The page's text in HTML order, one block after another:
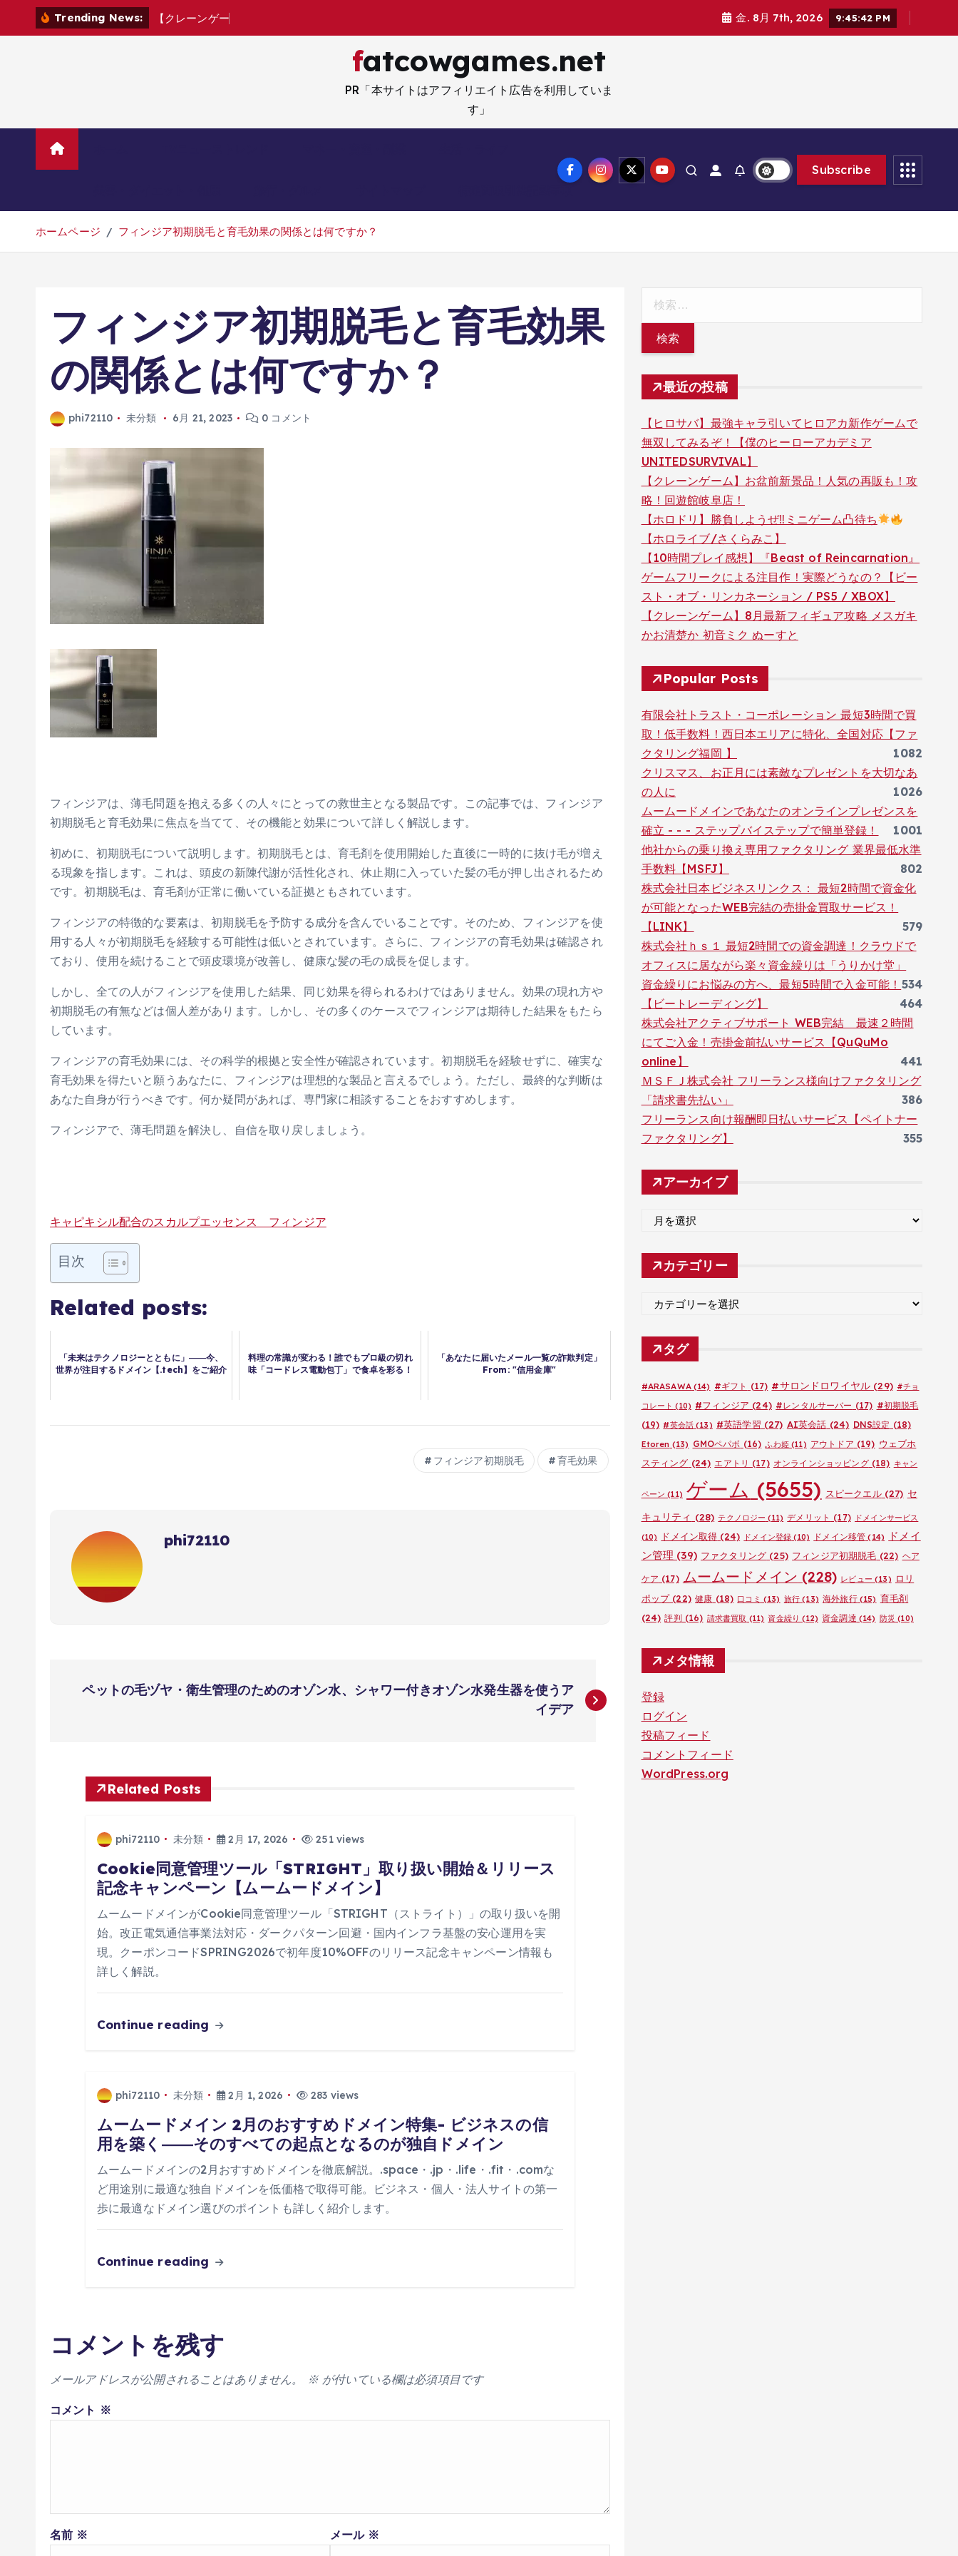
Trending News: 【 ク レーンゲー 金. 8月 7th, 2026 9:45:43 PM
fatcowgames.net
PR「本サイトはアフィリエイト広告を利用していま
す」
Subscribe
ホームページ フィンジア初期脱毛と育毛効果の関係とは何ですか？
フィンジア初期脱毛と育毛効果
の関係とは何ですか？
phi72110 未分類 6月 21, 2023 0 コメント
フィンジアは、薄毛問題を抱える多くの人々にとっての救世主となる製品です。この記事では、フィンジア
初期脱毛と育毛効果に焦点を当てて、その機能と効果について詳しく解説します。
初めに、初期脱毛について説明します。初期脱毛とは、育毛剤を使用開始した直後に一時的に抜け毛が増え
る現象を指します。これは、頭皮の新陳代謝が活性化され、休止期に入っていた髪の毛が押し出されるため
です。初期脱毛は、育毛剤が正常に働いている証拠ともされています。
フィンジアの特徴的な要素は、初期脱毛を予防する成分を含んでいることです。そのため、フィンジアを使
用する人々が初期脱毛を経験する可能性は低いとされています。さらに、フィンジアの育毛効果は確認され
ており、使用を続けることで頭皮環境が改善し、健康な髪の毛の成長を促します。
しかし、全ての人がフィンジアを使用した結果、同じ効果を得られるわけではありません。効果の現れ方や
初期脱毛の有無などは個人差があります。しかし、その多くのケースでフィンジアは期待した結果をもたら
しています。
フィンジアの育毛効果には、その科学的根拠と安全性が確認されています。初期脱毛を経験せずに、確実な
育毛効果を得たいと願うあなたに、フィンジアは理想的な製品と言えるでしょう。ただし、最終的な判断は
あなた自身が行うべきです。何か疑問があれば、専門家に相談することをおすすめします。
フィンジアで、薄毛問題を解決し、自信を取り戻しましょう。
キャピキシル配合のスカルプエッセンス フィンジア
目次
Related posts:
「未来はテクノロジーとともに」――今、
世界が注目するドメイン【.tech】をご紹介
料理の常識が変わる！誰でもプロ級の切れ
味「コードレス電動包丁」で食卓を彩る！
「あなたに届いたメール一覧の詐欺判定」
From: "信用金庫"
フィンジア初期脱毛 育毛効果
phi72110
ペットの毛ヅヤ・衛生管理のためのオゾン水、シャワー付きオゾン水発生器を使うア
イデア
Related Posts
phi72110 未分類 2月 17, 2026 251 views
Cookie同意管理ツール「STRIGHT」取り扱い開始＆リリース
記念キャンペーン【ムームードメイン】
ムームードメインがCookie同意管理ツール「STRIGHT（ストライト）」の取り扱いを開
始。改正電気通信事業法対応・ダークパターン回避・国内インフラ基盤の安心運用を実
現。クーポンコードSPRING2026で初年度10%OFFのリリース記念キャンペーン情報も
詳しく解説。
Continue reading
phi72110 未分類 2月 1, 2026 283 views
ムームードメイン 2月のおすすめドメイン特集- ビジネスの信
用を築く――そのすべての起点となるのが独自ドメイン
ムームードメインの2月おすすめドメインを徹底解説。.space・.jp・.life・.fit・.comな
ど用途別に最適な独自ドメインを低価格で取得可能。ビジネス・個人・法人サイトの第一
歩に最適なドメイン選びのポイントも詳しく紹介します。
Continue reading
コメントを残す
メールアドレスが公開されることはありません。 ※が付いている欄は必須項目です
コメント ※
名前 ※ メール ※
最近の投稿
【ヒロサバ】最強キャラ引いてヒロアカ新作ゲームで
無双してみるぞ！【僕のヒーローアカデミア
UNITEDSURVIVAL】
【クレーンゲーム】お盆前新景品！人気の再販も！攻
略！回遊館岐阜店！
【ホロドリ】勝負しようぜ‼ミニゲーム凸待ち
【ホロライブ/さくらみこ】
【10時間プレイ感想】『Beast of Reincarnation』
ゲームフリークによる注目作！実際どうなの？【ビー
スト・オブ・リンカネーション / PS5 / XBOX】
【クレーンゲーム】8月最新フィギュア攻略 メスガキ
かお清楚か 初音ミク ぬーすと
Popular Posts
有限会社トラスト・コーポレーション 最短3時間で買
取！低手数料！西日本エリアに特化、全国対応【ファ
クタリング福岡 】
1082
クリスマス、お正月には素敵なプレゼントを大切なあ
の人に
1026
ムームードメインであなたのオンラインプレゼンスを
確立 - - - ステップバイステップで簡単登録！
1001
他社からの乗り換え専用ファクタリング 業界最低水準
手数料【MSFJ】
802
株式会社日本ビジネスリンクス： 最短2時間で資金化
が可能となったWEB完結の売掛金買取サービス！
【LINK】
579
株式会社ｈｓ１ 最短2時間での資金調達！クラウドで
オフィスに居ながら楽々資金繰りは「うりかけ堂」
534
資金繰りにお悩みの方へ、最短5時間で入金可能！
【ビートレーディング】
464
株式会社アクティブサポート WEB完結 最速２時間
にてご入金！売掛金前払いサービス【QuQuMo
online】
441
ＭＳＦＪ株式会社 フリーランス様向けファクタリング
「請求書先払い」
386
フリーランス向け報酬即日払いサービス【ペイトナー
ファクタリング】
355
アーカイブ
カ
イ
カテゴリー
ゴ
リ
タグ
#ARASAWA(14) #ギフト (17) #サロンドロワイヤル (29) #チョ
コレート (10) #フィンジア (24) #レンタルサーバー (17) #初期脱毛
(19) #英会話 (13) #英語学習 (27) AI英会話 (24) DNS設定 (18)
Etoren (13) GMOペパボ (16) ふわ姫(11) アウトドア (19) ウェブホ
スティング (24) エアトリ (17) オンラインショッピング(18) キャン
ペーン (11) ゲーム (5655) スピークエル(27) セ
キュリティ (28) テクノロジー (11) デメリット (17)
ドメインサービス
(10)
ドメイン取得 (24) ドメイン登録 (10) ドメイン移管 (14)
ドメイ
ン管理 (39) ファクタリング (25) フィンジア初期脱毛 (22) ヘア
ケア (17) ムームードメイン (228) レビュー (13) ロリ
ポップ(22) 健康 (18) 口コミ (13) 旅行 (13) 海外旅行(15) 育毛剤
(24) 評判 (16) 請求書買取 (11) 資金繰り (12) 資金調達 (14) 防災 (10)
メタ情報
登録
ログイン
投稿フィード
コメントフィード
WordPress.org